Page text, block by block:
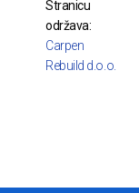
Stranicu
održava:
Carpen
Rebuild d.o.o.